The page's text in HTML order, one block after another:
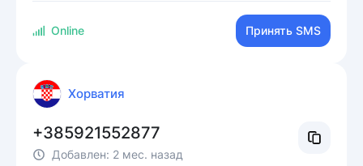
Online Принять SMS
Хорватия
+385921552877
Добавлен: 2 мес. назад